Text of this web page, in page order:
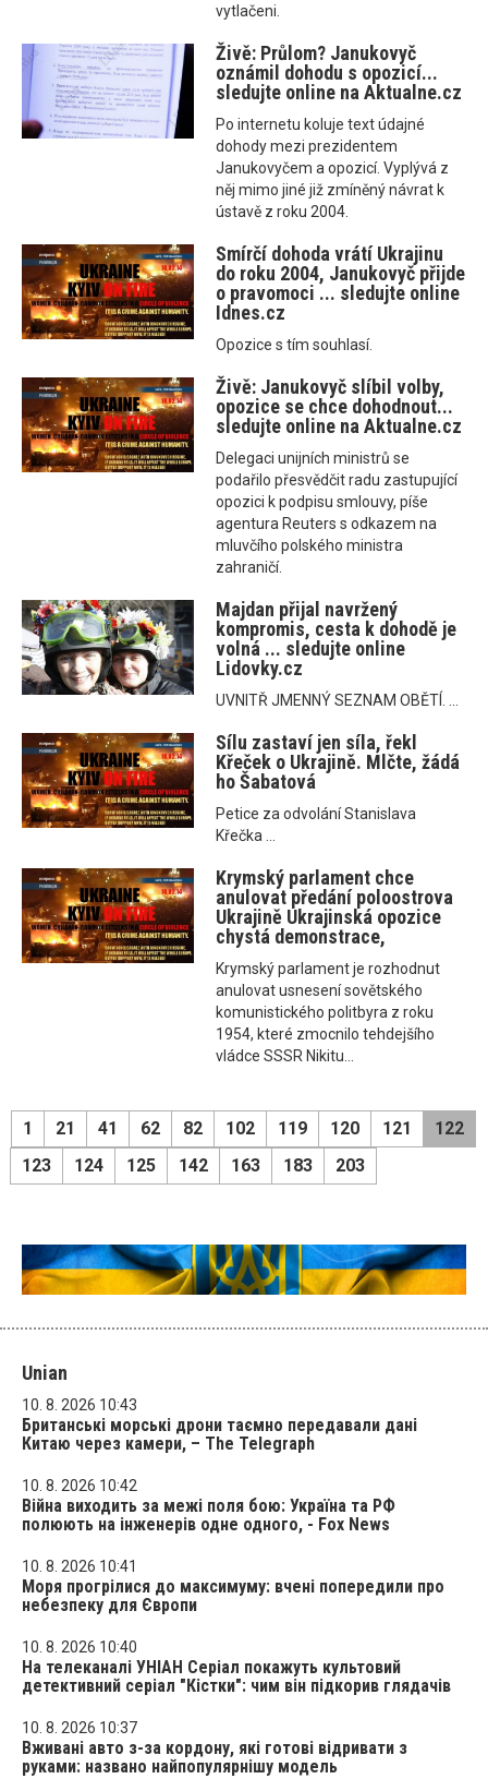
vytlačeni.
Živě: Průlom? Janukovyč
oznámil dohodu s opozicí...
sledujte online na Aktualne.cz
Po internetu koluje text údajné
dohody mezi prezidentem
Janukovyčem a opozicí. Vyplývá z
něj mimo jiné již zmíněný návrat k
ústavě z roku 2004.
Smírčí dohoda vrátí Ukrajinu
do roku 2004, Janukovyč přijde
o pravomoci ... sledujte online
Idnes.cz
Opozice s tím souhlasí.
Živě: Janukovyč slíbil volby,
opozice se chce dohodnout...
sledujte online na Aktualne.cz
Delegaci unijních ministrů se
podařilo přesvědčit radu zastupující
opozici k podpisu smlouvy, píše
agentura Reuters s odkazem na
mluvčího polského ministra
zahraničí.
Majdan přijal navržený
kompromis, cesta k dohodě je
volná ... sledujte online
Lidovky.cz
UVNITŘ JMENNÝ SEZNAM OBĚTÍ. ...
Sílu zastaví jen síla, řekl
Křeček o Ukrajině. Mlčte, žádá
ho Šabatová
Petice za odvolání Stanislava
Křečka ...
Krymský parlament chce
anulovat předání poloostrova
Ukrajině Ukrajinská opozice
chystá demonstrace,
Krymský parlament je rozhodnut
anulovat usnesení sovětského
komunistického politbyra z roku
1954, které zmocnilo tehdejšího
vládce SSSR Nikitu...
1 21 41 62 82 102 119 120 121
122
123
124 125 142 163 183 203
Unian
10. 8. 2026 10:43
Британські морські дрони таємно передавали дані
Китаю через камери, – The Telegraph
10. 8. 2026 10:42
Війна виходить за межі поля бою: Україна та РФ
полюють на інженерів одне одного, - Fox News
10. 8. 2026 10:41
Моря прогрілися до максимуму: вчені попередили про
небезпеку для Європи
10. 8. 2026 10:40
На телеканалі УНІАН Серіал покажуть культовий
детективний серіал "Кістки": чим він підкорив глядачів
10. 8. 2026 10:37
Вживані авто з-за кордону, які готові відривати з
руками: названо найпопулярнішу модель